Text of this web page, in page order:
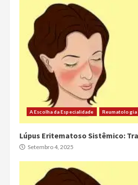
A Escolha da Especialidade Reumatologia
Lúpus Eritematoso Sistêmico:
Setembro 4, 2025